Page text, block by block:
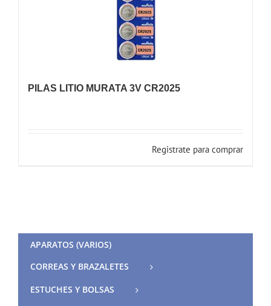
PILAS LITIO MURATA 3V CR2025
Registrate para comprar
APARATOS (VARIOS)
CORREAS Y BRAZALETES
ESTUCHES Y BOLSAS